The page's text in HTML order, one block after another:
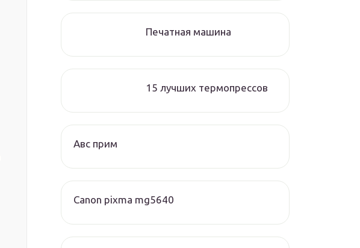
Печатная машина
15 лучших термопрессов
Авс прим
Canon pixma mg5640